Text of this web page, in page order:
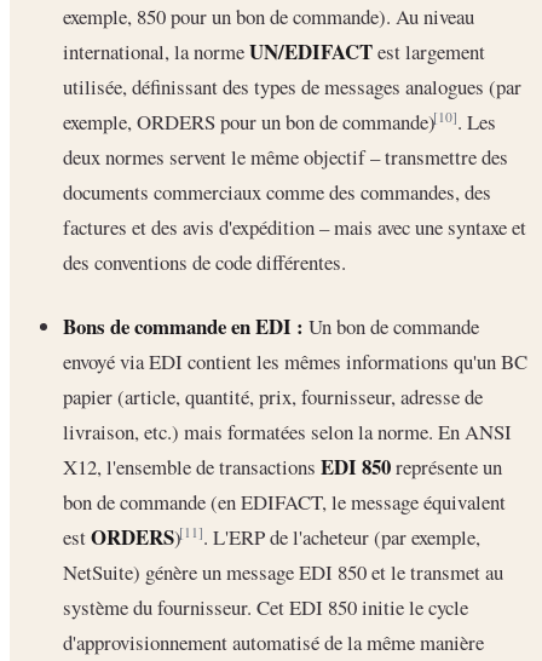
exemple, 850 pour un bon de commande). Au niveau
international, la normeUN/EDIFACTest largement
utilisée, définissant des types de messages analogues (par
exemple, ORDERS pour un bon de commande)[10]. Les
deux normes servent le même objectif – transmettre des
documents commerciaux comme des commandes, des
factures et des avis d'expédition – mais avec une syntaxe et
des conventions de code différentes.
Bons de commande en EDI : Un bon de commande
envoyé via EDI contient les mêmes informations qu'un BC
papier (article, quantité, prix, fournisseur, adresse de
livraison, etc.) mais formatées selon la norme. En ANSI
X12, l'ensemble de transactions EDI 850représente un
bon de commande (en EDIFACT, le message équivalent
estORDERS)[11]. L'ERP de l'acheteur (par exemple,
NetSuite) génère un message EDI 850 et le transmet au
système du fournisseur. Cet EDI 850 initie le cycle
d'approvisionnement automatisé de la même manière